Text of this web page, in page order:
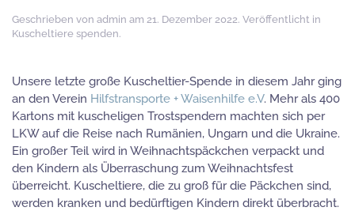
Geschrieben von admin am 21. Dezember 2022. Veröffentlicht in
Kuscheltiere spenden.
Unsere letzte große Kuscheltier-Spende in diesem Jahr ging
an den Verein Hilfstransporte + Waisenhilfe e.V. Mehr als 400
Kartons mit kuscheligen Trostspendern machten sich per
LKW auf die Reise nach Rumänien, Ungarn und die Ukraine.
Ein großer Teil wird in Weihnachtspäckchen verpackt und
den Kindern als Überraschung zum Weihnachtsfest
überreicht. Kuscheltiere, die zu groß für die Päckchen sind,
werden kranken und bedürftigen Kindern direkt überbracht.